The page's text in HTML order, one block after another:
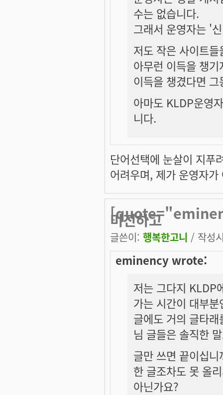
수는 없습니다.
그래서 운영자는 '
저도 작은 사이트
아무런 이득을 챙
이득을 챙겼다면
아마도 KLDP운영
니다.
단어선택에 눈살이 지푸
어려우며, 제가 운영자
미진하고
글쓴이: 행복한고니 / 작성
eminency wrote:
저는 그다지 KLDP
가는 시간이 대부
글에도 거의 글타
님 글들은 솔직한
글만 쓰면 끝이십
한 글조차도 못 올
아닌가요?